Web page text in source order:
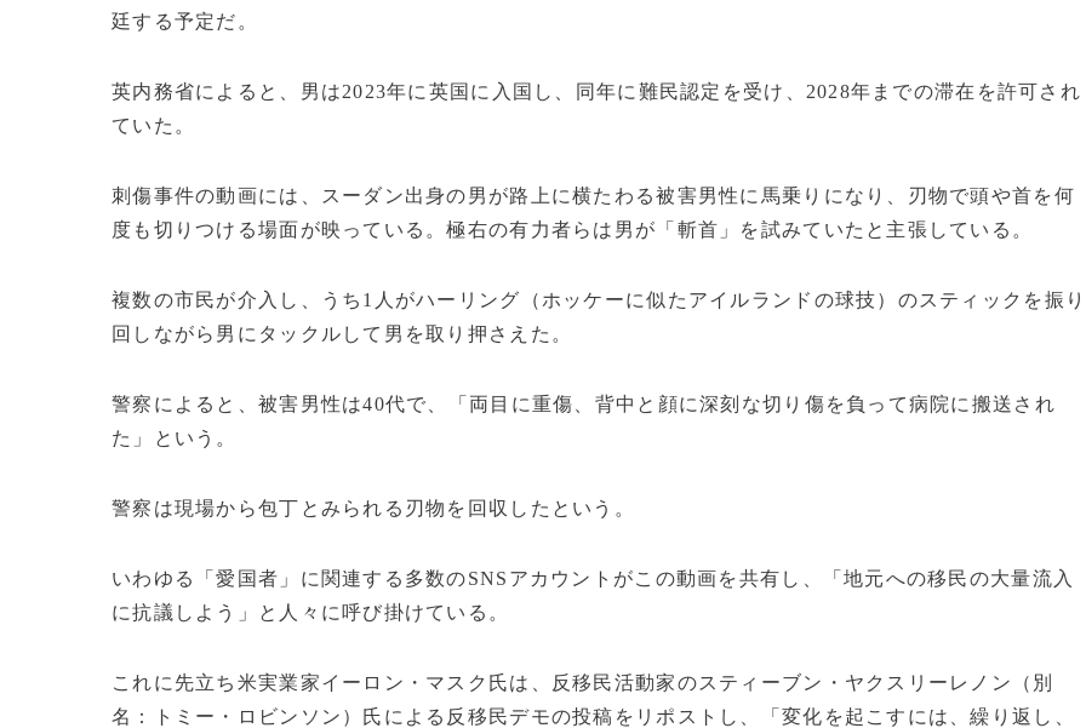
廷する予定だ。
英内務省によると、男は2023年に英国に入国し、同年に難民認定を受け、2028年までの滞在を許可され
ていた。
刺傷事件の動画には、スーダン出身の男が路上に横たわる被害男性に馬乗りになり、刃物で頭や首を何
度も切りつける場面が映っている。極右の有力者らは男が「斬首」を試みていたと主張している。
複数の市民が介入し、うち1人がハーリング（ホッケーに似たアイルランドの球技）のスティックを振り
回しながら男にタックルして男を取り押さえた。
警察によると、被害男性は40代で、「両目に重傷、背中と顔に深刻な切り傷を負って病院に搬送され
た」という。
警察は現場から包丁とみられる刃物を回収したという。
いわゆる「愛国者」に関連する多数のSNSアカウントがこの動画を共有し、「地元への移民の大量流入
に抗議しよう」と人々に呼び掛けている。
これに先立ち米実業家イーロン・マスク氏は、反移民活動家のスティーブン・ヤクスリーレノン（別
名：トミー・ロビンソン）氏による反移民デモの投稿をリポストし、「変化を起こすには、繰り返し、